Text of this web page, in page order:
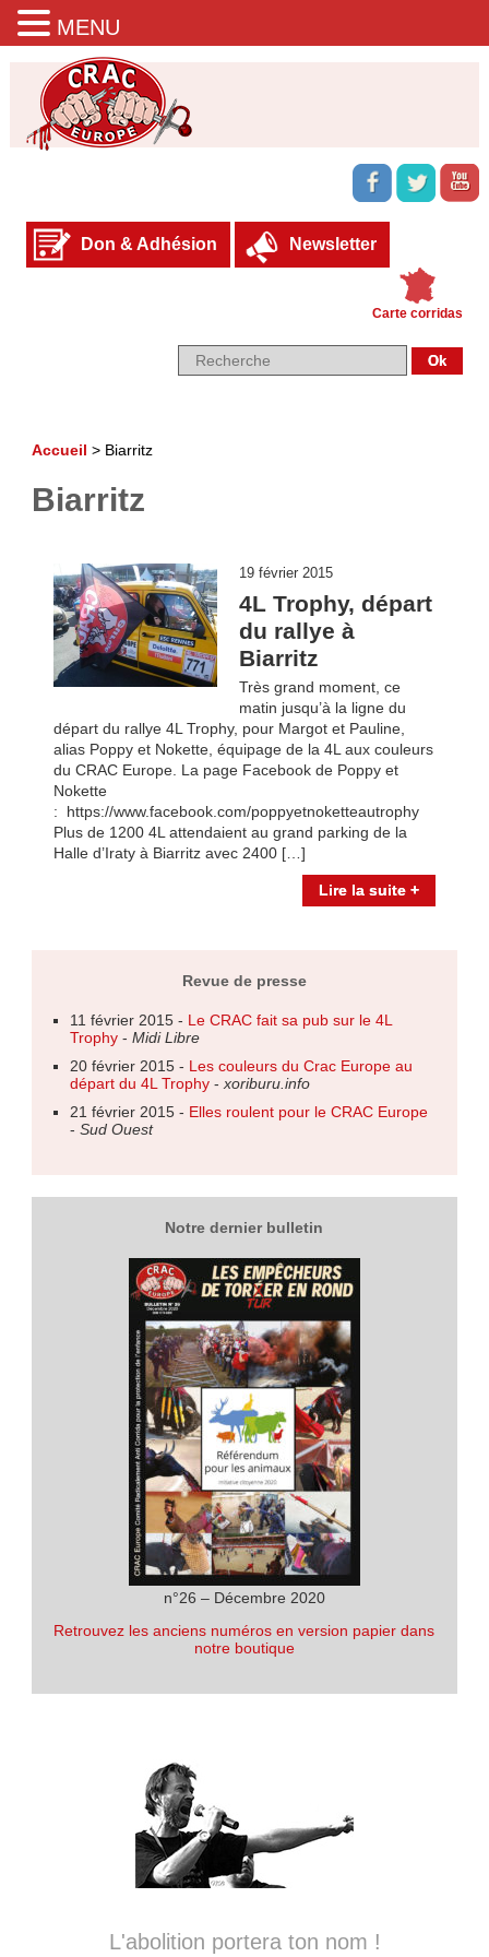
Don & Adhésion Newsletter
Carte corridas
Accueil > Biarritz
Biarritz
19 février 2015
4L Trophy, départ
du rallye à
Biarritz
Très grand moment, ce
matin jusqu’à la ligne du
départ du rallye 4L Trophy, pour Margot et Pauline,
alias Poppy et Nokette, équipage de la 4L aux couleurs
du CRAC Europe. La page Facebook de Poppy et
Nokette
: https://www.facebook.com/poppyetnoketteautrophy
Plus de 1200 4L attendaient au grand parking de la
Halle d’Iraty à Biarritz avec 2400 […]
Lire la suite +
Revue de presse
11 février 2015 - Le CRAC fait sa pub sur le 4L
Trophy- Midi Libre
20 février 2015 - Les couleurs du Crac Europe au
départ du 4L Trophy- xoriburu.info
21 février 2015 - Elles roulent pour le CRAC Europe
- Sud Ouest
Notre dernier bulletin
n°26 – Décembre 2020
Retrouvez les anciens numéros en version papier dans
notre boutique
L'abolition portera ton nom !
MENU